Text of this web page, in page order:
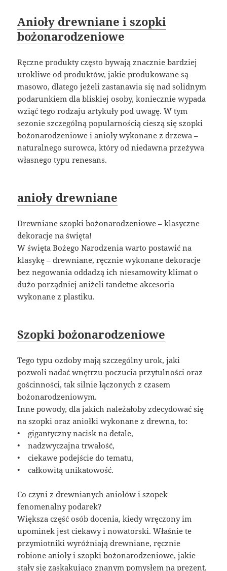
Anioły drewniane i szopki
bożonarodzeniowe
Ręczne produkty często bywają znacznie bardziej
urokliwe od produktów, jakie produkowane są
masowo, dlatego jeżeli zastanawia się nad solidnym
podarunkiem dla bliskiej osoby, koniecznie wypada
wziąć tego rodzaju artykuły pod uwagę. W tym
sezonie szczególną popularnością cieszą się szopki
bożonarodzeniowe i anioły wykonane z drzewa –
naturalnego surowca, który od niedawna przeżywa
własnego typu renesans.
anioły drewniane
Drewniane szopki bożonarodzeniowe – klasyczne
dekoracje na święta!
W święta Bożego Narodzenia warto postawić na
klasykę – drewniane, ręcznie wykonane dekoracje
bez negowania oddadzą ich niesamowity klimat o
dużo porządniej aniżeli tandetne akcesoria
wykonane z plastiku.
Szopki bożonarodzeniowe
Tego typu ozdoby mają szczególny urok, jaki
pozwoli nadać wnętrzu poczucia przytulności oraz
gościnności, tak silnie łączonych z czasem
bożonarodzeniowym.
Inne powody, dla jakich należałoby zdecydować się
na szopki oraz aniołki wykonane z drewna, to:
• gigantyczny nacisk na detale,
• nadzwyczajna trwałość,
• ciekawe podejście do tematu,
• całkowitą unikatowość.
Co czyni z drewnianych aniołów i szopek
fenomenalny podarek?
Większa część osób docenia, kiedy wręczony im
upominek jest ciekawy i nowatorski. Właśnie te
przymiotniki wyróżniają drewniane, ręcznie
robione anioły i szopki bożonarodzeniowe, jakie
stały się zaskakująco znanym pomysłem na prezent.